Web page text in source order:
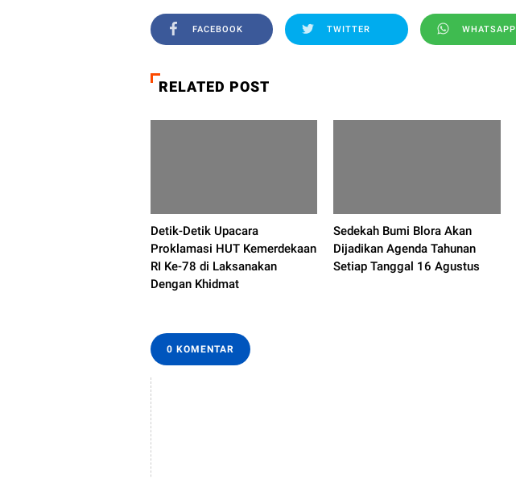
FACEBOOK TWITTER WHATSAPP
RELATED POST
Detik-Detik Upacara
Proklamasi HUT Kemerdekaan
RI Ke-78 di Laksanakan
Dengan Khidmat
Sedekah Bumi Blora Akan
Dijadikan Agenda Tahunan
Setiap Tanggal 16 Agustus
0 KOMENTAR